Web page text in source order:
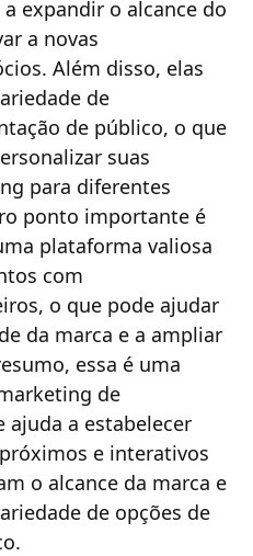
expandir o alcance do
a novas
Além disso, elas
de
de público, o que
suas
para diferentes
ponto importante é
plataforma valiosa
com
o que pode ajudar
da marca e a ampliar
essa é uma
de
a estabelecer
e interativos
o alcance da marca e
de opções de